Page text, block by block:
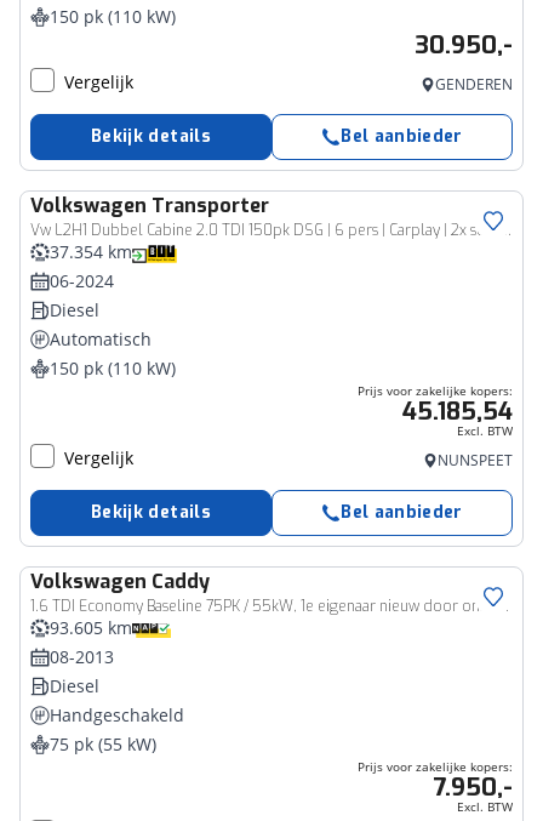
150 pk (110 kW)
30.950,-
Vergelijk GENDEREN
Bekijk details Bel aanbieder
Volkswagen Transporter
Vw L2H1 Dubbel Cabine 2.0 TDI 150pk DSG | 6 pers | Carplay | 2x schuifdeur |
Bedrijfswagen
37.354 km
06-2024
Diesel
Automatisch
150 pk (110 kW)
Prijs voor zakelijke kopers:
45.185,54
Excl. BTW
Vergelijk NUNSPEET
Bekijk details Bel aanbieder
Volkswagen Caddy
1.6 TDI Economy Baseline 75PK / 55kW, 1e eigenaar nieuw door ons geleverd en onderhouden airco bluetooth Airco, radio, elektrisch verstel- en verwarmbare buitenspiegels, elektrische ramen voor, tussenschot met ruit, achterdeuren met ruiten en ruitenwisser, schuifdeur rechts
Bedrijfswagen
93.605 km
08-2013
Diesel
Handgeschakeld
75 pk (55 kW)
Prijs voor zakelijke kopers:
7.950,-
Excl. BTW